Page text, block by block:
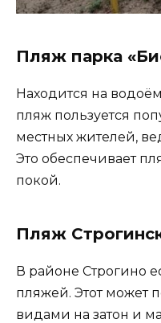
Пляж парка
Находится на
пляж пользуется
местных жителей,
Это обеспечивает
покой.
Пляж
В районе Строгино
пляжей. Этот может
видами на затон и